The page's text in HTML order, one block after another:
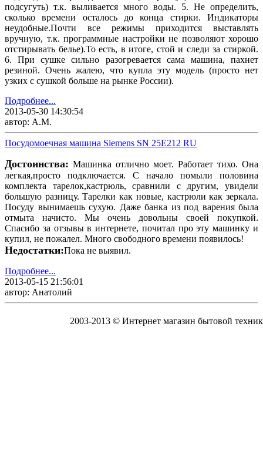
подсугуть) т.к. выливается много воды. 5. Не определить,
сколько времени осталось до конца стирки. Индикаторы
неудобные.Почти все режимы приходится выставлять
вручную, т.к. программные настройки не позволяют хорошо
отстирывать белье).То есть, в итоге, стой и следи за стиркой.
6. При сушке сильно разогревается сама машина, пахнет
резиной. Очень жалею, что купла эту модель (просто нет
узких с сушкой больше на рынке России).
Подробнее...
2013-05-30 14:30:54
автор: А.М.
Посудомоечная машина Siemens SN 25E212 RU
Достоинства: Машинка отлично моет. Работает тихо. Она
легкая,просто подключается. С начало помыли половина
комплекта тарелок,кастрюль, сравнили с другим, увидели
большую разницу. Тарелки как новые, кастрюли как зеркала.
Посуду вынимаешь сухую. Даже банка из под варения была
отмыта начисто. Мы очень довольны своей покупкой.
Спасибо за отзывы в интернете, почитал про эту машинку и
купил, не пожалел. Много свободного времени появилось!
Недостатки:Пока не выявил.
Подробнее...
2013-05-15 21:56:01
автор: Анатолий
2003-2013 © Интернет магазин бытовой